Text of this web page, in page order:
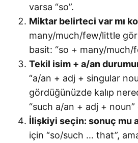
varsa “so”.
Miktar belirteci var mı
many/much/few/little
basit: “so + many/much/
Tekil isim + a/an
“a/an + adj + singular
gördüğünüzde kalıp
“such a/an + adj + noun”
İlişkiyi seçin: sonuç mu
için “so/such … that”,